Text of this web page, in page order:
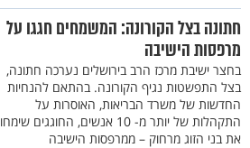
חתונה בצל הקורונה: המשמחים חגגו על
מרפסות הישיבה
בחצר ישיבת מרכז הרב בירושלים נערכה חתונה,
בצל התפשטות נגיף הקורונה. בהתאם להנחיות
החדשות של משרד הבריאות, האוסרות על
התקהלות של יותר מ- 10 אנשים, החוגגים שימחו
את בני הזוג מרחוק – ממרפסות הישיבה